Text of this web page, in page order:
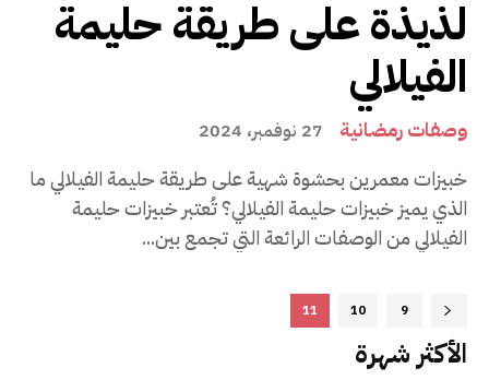
لذيذة على طريقة حليمة
الفيلالي
وصفات رمضانية 27 نوفمبر، 2024
خبيزات معمرين بحشوة شهية على طريقة حليمة الفيلالي ما
الذي يميز خبيزات حليمة الفيلالي؟ تُعتبر خبيزات حليمة
الفيلالي من الوصفات الرائعة التي تجمع بين...
9
10
11
الأكثر شهرة